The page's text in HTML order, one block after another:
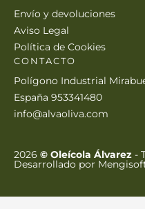
Envío y devoluciones
Aviso Legal
Política de Cookies
CONTACTO
Polígono Industrial
España 953341480
info@alvaoliva.com
2026 © Oleícola Álvarez -
Desarrollado por